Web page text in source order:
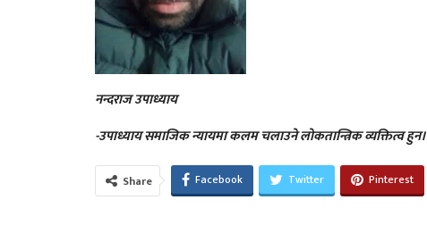
नन्दराज उपाध्याय
-उपाध्याय समाजिक न्यायमा कलम चलाउने लोकतान्त्रिक व्यक्तित्व हुन।
Share Facebook Twitter Pinterest